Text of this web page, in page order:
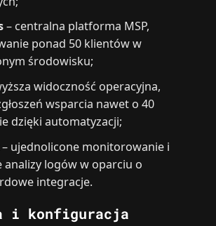
– centralna platforma MSP,
ponad 50 klientów w
środowisku;
widoczność operacyjna,
wsparcia nawet o 40
dzięki automatyzacji;
– ujednolicone monitorowanie i
analizy logów w oparciu o
integracje.
i konfiguracja